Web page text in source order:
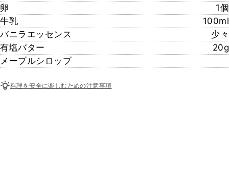
卵
1個
牛乳
100ml
バニラエッセンス
少々
有塩バター
20g
メープルシロップ
料理を安全に楽しむための注意事項